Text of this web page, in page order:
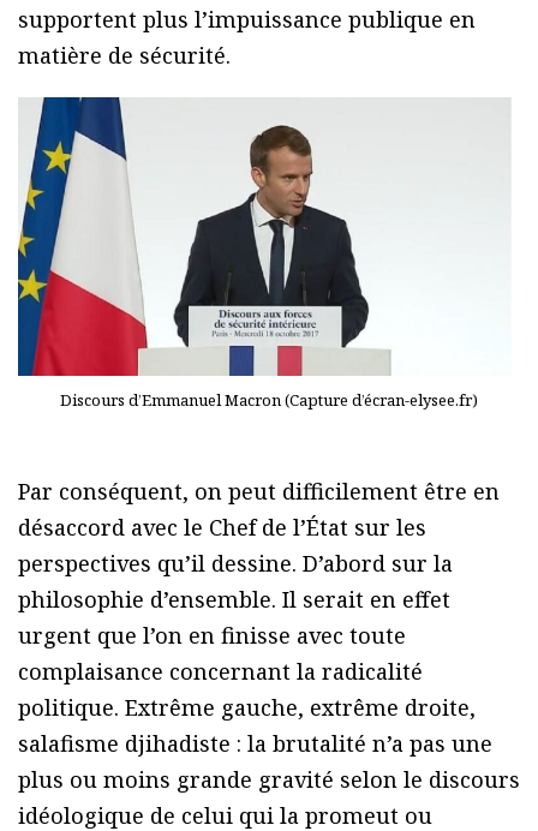
supportent plus l’impuissance publique en
matière de sécurité.
Discours d’Emmanuel Macron (Capture d’écran-elysee.fr)
Par conséquent, on peut difficilement être en
désaccord avec le Chef de l’État sur les
perspectives qu’il dessine. D’abord sur la
philosophie d’ensemble. Il serait en effet
urgent que l’on en finisse avec toute
complaisance concernant la radicalité
politique. Extrême gauche, extrême droite,
salafisme djihadiste : la brutalité n’a pas une
plus ou moins grande gravité selon le discours
idéologique de celui qui la promeut ou